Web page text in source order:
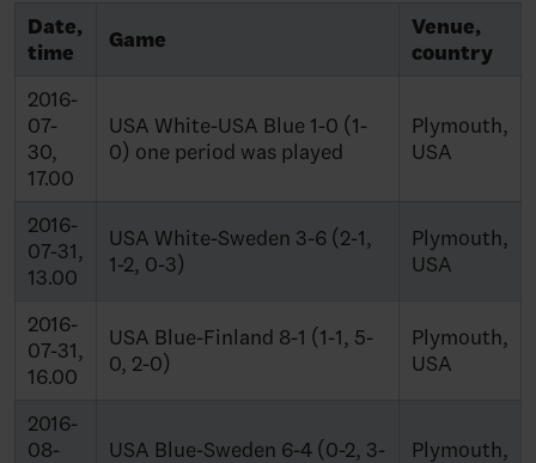
Date,
time
Game
Venue,
country
2016-
07-
30,
17.00
USA White-USA Blue 1-0 (1-
0) one period was played
Plymouth,
USA
2016-
07-31,
13.00
USA White-Sweden 3-6 (2-1,
1-2, 0-3)
Plymouth,
USA
2016-
07-31,
16.00
USA Blue-Finland 8-1 (1-1, 5-
0, 2-0)
Plymouth,
USA
2016-
08-
USA Blue-Sweden 6-4 (0-2, 3-
Plymouth,